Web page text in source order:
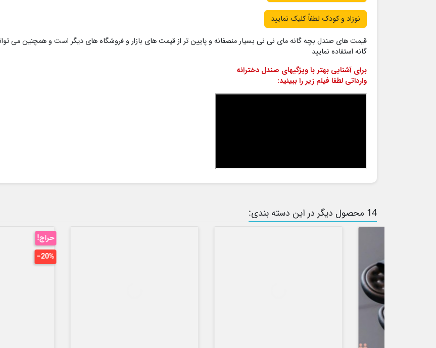
نوزاد و کودک لطفاً کلیک نمایید
قیمت های صندل بچه گانه مای نی نی بسیار منصفانه و پایین تر از قیمت های بازار و فروشگاه های دیگر است و همچنین می
گانه استفاده نمایید
برای آشنایی بهتر با ویژگیهای صندل دخترانه
وارداتی لطفا فیلم زیر را ببینید:
14 محصول دیگر در این دسته بندی: